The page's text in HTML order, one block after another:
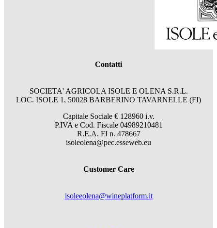
Contatti
SOCIETA' AGRICOLA ISOLE E OLENA S.R.L.
LOC. ISOLE 1, 50028 BARBERINO TAVARNELLE (FI)
Capitale Sociale € 128960 i.v.
P.IVA e Cod. Fiscale 04989210481
R.E.A. FI n. 478667
isoleolena@pec.esseweb.eu
Customer Care
isoleeolena@wineplatform.it